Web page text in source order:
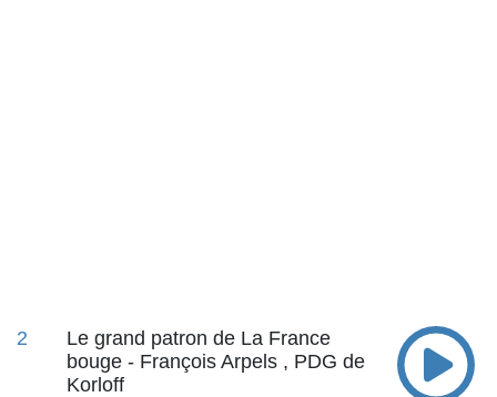
2
Le grand patron de La France
bouge - François Arpels , PDG de
Korloff